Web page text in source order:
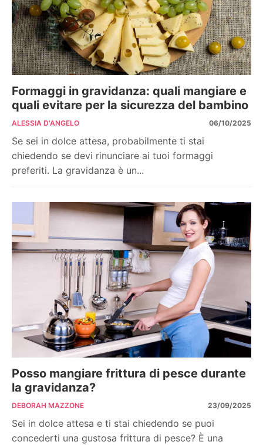
Formaggi in gravidanza: quali mangiare e
quali evitare per la sicurezza del bambino
ALESSIA D'ANGELO 06/10/2025
Se sei in dolce attesa, probabilmente ti stai
chiedendo se devi rinunciare ai tuoi formaggi
preferiti. La gravidanza è un...
Posso mangiare frittura di pesce durante
la gravidanza?
DEBORAH MAZZONE 23/09/2025
Sei in dolce attesa e ti stai chiedendo se puoi
concederti una gustosa frittura di pesce? È una